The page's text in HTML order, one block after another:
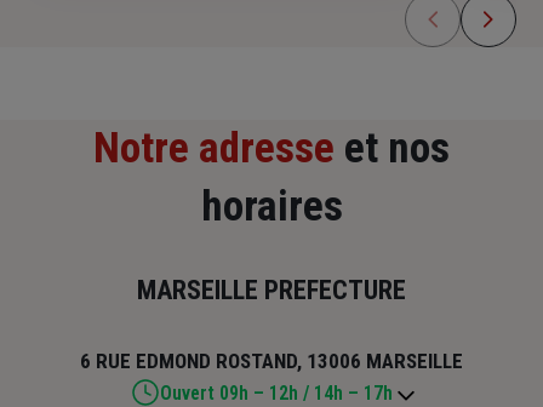
Notre adresse et nos
horaires
MARSEILLE PREFECTURE
6 RUE EDMOND ROSTAND, 13006 MARSEILLE
Ouvert 09h – 12h / 14h – 17h